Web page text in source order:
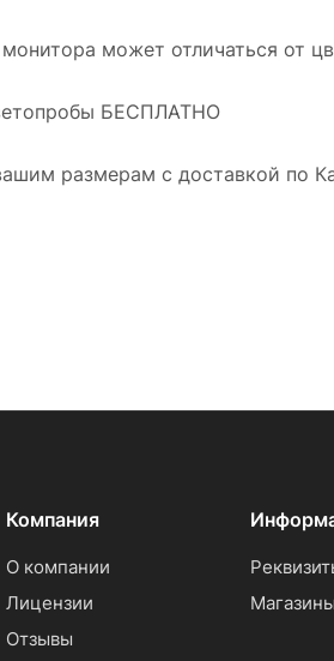
может отличаться от
БЕСПЛАТНО
размерам с доставкой по
Компания
О компании
Лицензии
Отзывы
Магазины